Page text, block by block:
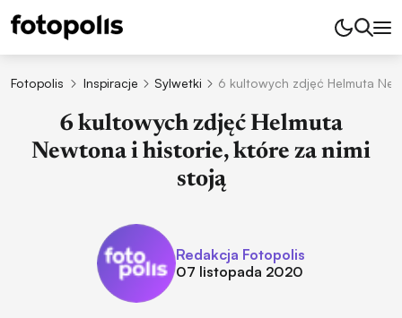
Fotopolis Inspiracje Sylwetki 6 kultowych zdjęć Helmuta
6 kultowych zdjęć Helmuta
Newtona i historie, które za nimi
stoją
Redakcja Fotopolis
07 listopada 2020